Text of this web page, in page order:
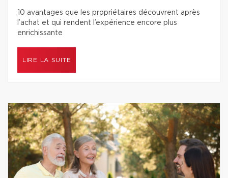
10 avantages que les propriétaires découvrent après
l’achat et qui rendent l’expérience encore plus
enrichissante
LIRE LA SUITE